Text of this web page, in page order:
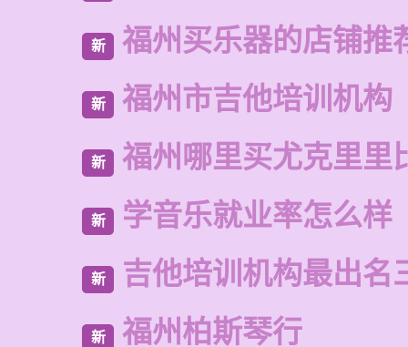
新 福州买乐器的店铺推
新 福州市吉他培训机构
新 福州哪里买尤克里里
新 学音乐就业率怎么样
新 吉他培训机构最出名
新 福州柏斯琴行